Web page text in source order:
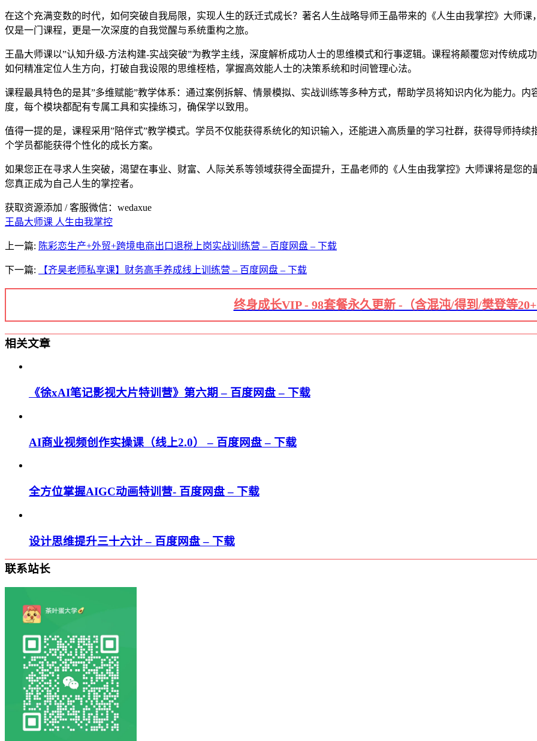
在这个充满变数的时代，如何突破自我局限，实现人生的跃迁式成长？著名人生战略导师王晶带来的《人生由我掌控》大师
仅是一门课程，更是一次深度的自我觉醒与系统重构之旅。
王晶大师课以”认知升级-方法构建-实战突破”为教学主线，深度解析成功人士的思维模式和行事逻辑。课程将颠覆您对传统成
如何精准定位人生方向，打破自我设限的思维桎梏，掌握高效能人士的决策系统和时间管理心法。
课程最具特色的是其”多维赋能”教学体系：通过案例拆解、情景模拟、实战训练等多种方式，帮助学员将知识内化为能力。
度，每个模块都配有专属工具和实操练习，确保学以致用。
值得一提的是，课程采用”陪伴式”教学模式。学员不仅能获得系统化的知识输入，还能进入高质量的学习社群，获得导师持
个学员都能获得个性化的成长方案。
如果您正在寻求人生突破，渴望在事业、财富、人际关系等领域获得全面提升，王晶老师的《人生由我掌控》大师课将是您
您真正成为自己人生的掌控者。
获取资源添加 / 客服微信：wedaxue
王晶大师课 人生由我掌控
上一篇: 陈彩恋生产+外贸+跨境电商出口退税上岗实战训练营 – 百度网盘 – 下载
下一篇: 【齐昊老师私享课】财务高手养成线上训练营 – 百度网盘 – 下载
终身成长VIP - 98套餐永久更新 -（含混沌/得到/樊登等
相关文章
《徐xAI笔记影视大片特训营》第六期 – 百度网盘 – 下载
AI商业视频创作实操课（线上2.0） – 百度网盘 – 下载
全方位掌握AIGC动画特训营- 百度网盘 – 下载
设计思维提升三十六计 – 百度网盘 – 下载
联系站长